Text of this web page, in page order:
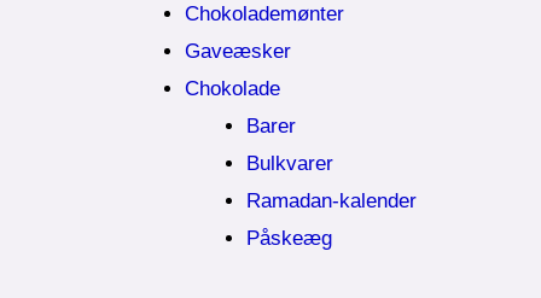
Chokolademønter
Gaveæsker
Chokolade
Barer
Bulkvarer
Ramadan-kalender
Påskeæg